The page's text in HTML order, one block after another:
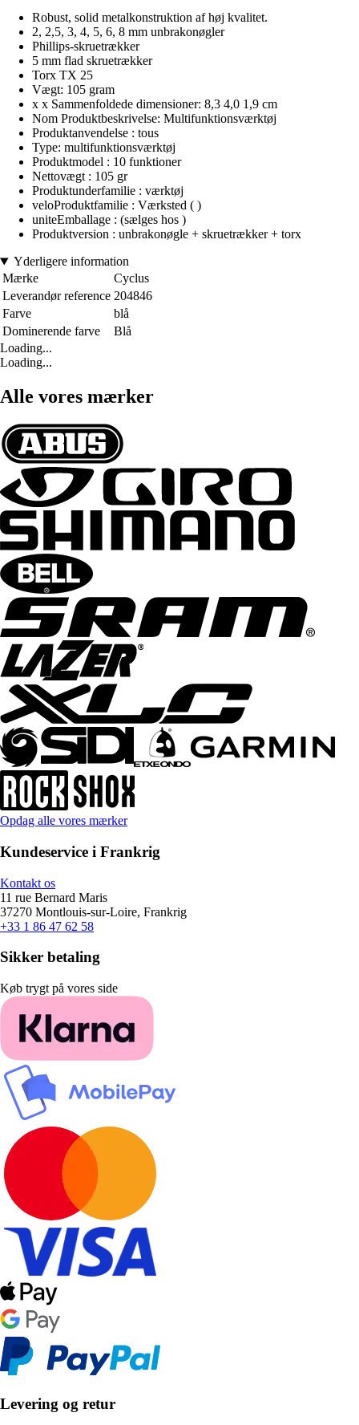
Robust, solid metalkonstruktion af høj kvalitet.
2, 2,5, 3, 4, 5, 6, 8 mm unbrakonøgler
Phillips-skruetrækker
5 mm flad skruetrækker
Torx TX 25
Vægt: 105 gram
x x Sammenfoldede dimensioner: 8,3 4,0 1,9 cm
Nom Produktbeskrivelse: Multifunktionsværktøj
Produktanvendelse : tous
Type: multifunktionsværktøj
Produktmodel : 10 funktioner
Nettovægt : 105 gr
Produktunderfamilie : værktøj
veloProduktfamilie : Værksted ( )
uniteEmballage : (sælges hos )
Produktversion : unbrakonøgle + skruetrækker + torx
Yderligere information
Mærke
Cyclus
Leverandør reference 204846
Farve
blå
Dominerende farve
Blå
Loading...
Loading...
Alle vores mærker
Opdag alle vores mærker
Kundeservice i Frankrig
Kontakt os
11 rue Bernard Maris
37270 Montlouis-sur-Loire, Frankrig
+33 1 86 47 62 58
Sikker betaling
Køb trygt på vores side
Levering og retur